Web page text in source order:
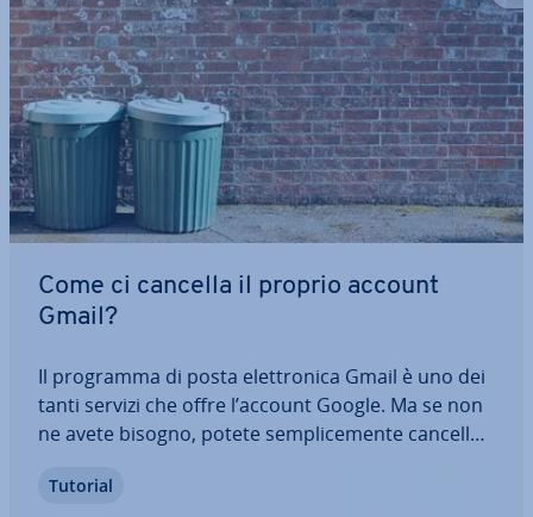
Come ci cancella il proprio account
Gmail?
Il programma di posta elet­tro­ni­ca Gmail è uno dei
tanti servizi che offre l’account Google. Ma se non
ne avete bisogno, potete sem­pli­ce­men­te can­cel­la­
servizi, come Google Drive o Google Play Store,
Tutorial